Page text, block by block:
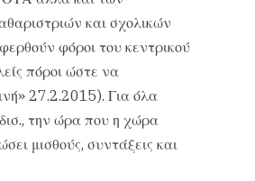
και σχολικών
φόροι του κεντρικού
πόροι ώστε να
27.2.2015). Για όλα
την ώρα που η χώρα
μισθούς, συντάξεις και